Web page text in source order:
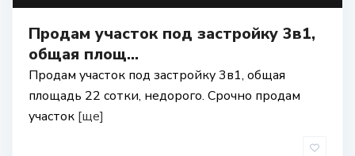
Продам участок под застройку 3в1,
общая площ...
Продам участок под застройку 3в1, общая
площадь 22 сотки, недорого. Срочно продам
участок [ще]